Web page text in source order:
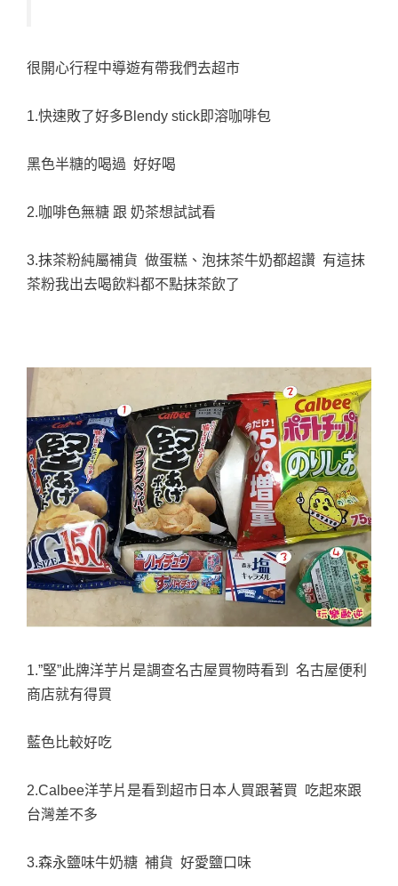
很開心行程中導遊有帶我們去超市
1.快速敗了好多Blendy stick即溶咖啡包
黑色半糖的喝過 好好喝
2.咖啡色無糖 跟 奶茶想試試看
3.抹茶粉純屬補貨 做蛋糕、泡抹茶牛奶都超讚 有這抹
茶粉我出去喝飲料都不點抹茶飲了
1.”堅”此牌洋芋片是調查名古屋買物時看到 名古屋便利
商店就有得買
藍色比較好吃
2.Calbee洋芋片是看到超市日本人買跟著買 吃起來跟
台灣差不多
3.森永鹽味牛奶糖 補貨 好愛鹽口味